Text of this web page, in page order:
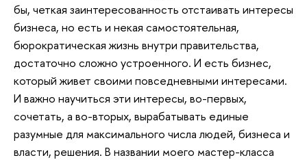
бы, четкая заинтересованность отстаивать интересы
бизнеса, но есть и некая самостоятельная,
бюрократическая жизнь внутри правительства,
достаточно сложно устроенного. И есть бизнес,
который живет своими повседневными интересами.
И важно научиться эти интересы, во-первых,
сочетать, а во-вторых, вырабатывать единые
разумные для максимального числа людей, бизнеса и
власти, решения. В названии моего мастер-класса